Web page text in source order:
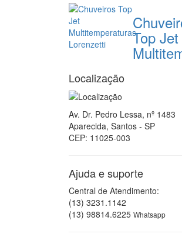
Top Jet
Localização
Av. Dr. Pedro Lessa, nº 1483
Aparecida, Santos - SP
CEP: 11025-003
Ajuda e suporte
Central de Atendimento:
(13) 3231.1142
(13) 98814.6225 Whatsapp